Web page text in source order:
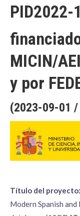
PID2022-
MICIN/
y por
(2023-09-01
Título del proyecto:
Modern Spanish